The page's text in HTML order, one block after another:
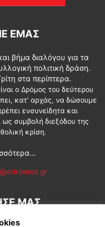
ΕΜΆΣ
βήμα διαλόγου για τα
πολιτική δράση.
στα περίπτερα.
ο Δρόμος του δεύτερου
κατ’ αρχάς, να δώσουμε
ενσυνείδητα και
ως συμβολή διεξόδου της
κρίση.
ΜΑΣ